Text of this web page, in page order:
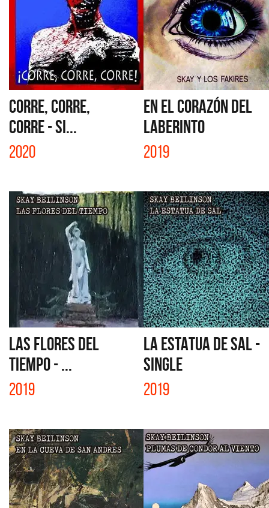
CORRE, CORRE,
CORRE - SI...
2020
EN EL CORAZÓN DEL
LABERINTO
2019
LAS FLORES DEL
TIEMPO - ...
2019
LA ESTATUA DE SAL -
SINGLE
2019